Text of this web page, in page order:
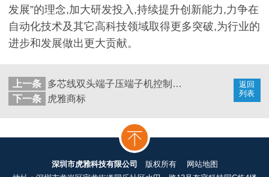
发展”的理念,加大研发投入,持续提升创新能力,力争在
自动化技术及其它高科技领域取得更多突破,为行业的
进步和发展做出更大贡献。
返回
列表
上一条
多芯线双头端子压端子机控制软件
下一条
虎雅商标
深圳市虎雅科技有限公司 版权所有
网站地图